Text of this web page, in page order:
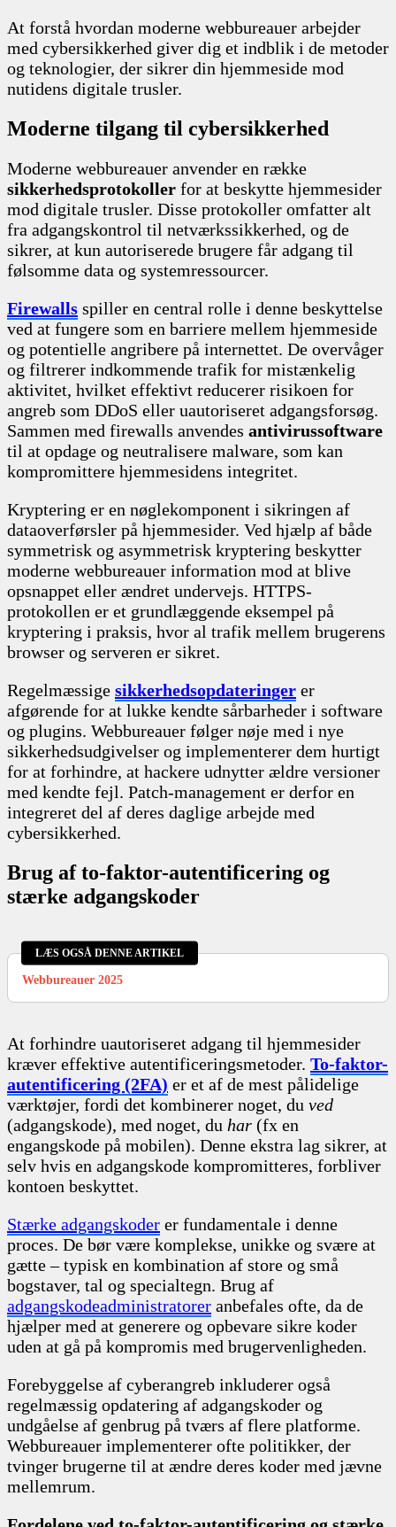
At forstå hvordan moderne webbureauer arbejder
med cybersikkerhed giver dig et indblik i de metoder
og teknologier, der sikrer din hjemmeside mod
nutidens digitale trusler.
Moderne tilgang til cybersikkerhed
Moderne webbureauer anvender en række
sikkerhedsprotokoller for at beskytte hjemmesider
mod digitale trusler. Disse protokoller omfatter alt
fra adgangskontrol til netværkssikkerhed, og de
sikrer, at kun autoriserede brugere får adgang til
følsomme data og systemressourcer.
Firewalls spiller en central rolle i denne beskyttelse
ved at fungere som en barriere mellem hjemmeside
og potentielle angribere på internettet. De overvåger
og filtrerer indkommende trafik for mistænkelig
aktivitet, hvilket effektivt reducerer risikoen for
angreb som DDoS eller uautoriseret adgangsforsøg.
Sammen med firewalls anvendes antivirussoftware
til at opdage og neutralisere malware, som kan
kompromittere hjemmesidens integritet.
Kryptering er en nøglekomponent i sikringen af
dataoverførsler på hjemmesider. Ved hjælp af både
symmetrisk og asymmetrisk kryptering beskytter
moderne webbureauer information mod at blive
opsnappet eller ændret undervejs. HTTPS-
protokollen er et grundlæggende eksempel på
kryptering i praksis, hvor al trafik mellem brugerens
browser og serveren er sikret.
Regelmæssige sikkerhedsopdateringer er
afgørende for at lukke kendte sårbarheder i software
og plugins. Webbureauer følger nøje med i nye
sikkerhedsudgivelser og implementerer dem hurtigt
for at forhindre, at hackere udnytter ældre versioner
med kendte fejl. Patch-management er derfor en
integreret del af deres daglige arbejde med
cybersikkerhed.
Brug af to-faktor-autentificering og
stærke adgangskoder
LÆS OGSÅ DENNE ARTIKEL
Webbureauer 2025
At forhindre uautoriseret adgang til hjemmesider
kræver effektive autentificeringsmetoder. To-faktor-
autentificering (2FA) er et af de mest pålidelige
værktøjer, fordi det kombinerer noget, du ved
(adgangskode), med noget, du har (fx en
engangskode på mobilen). Denne ekstra lag sikrer, at
selv hvis en adgangskode kompromitteres, forbliver
kontoen beskyttet.
Stærke adgangskoder er fundamentale i denne
proces. De bør være komplekse, unikke og svære at
gætte – typisk en kombination af store og små
bogstaver, tal og specialtegn. Brug af
adgangskodeadministratorer anbefales ofte, da de
hjælper med at generere og opbevare sikre koder
uden at gå på kompromis med brugervenligheden.
Forebyggelse af cyberangreb inkluderer også
regelmæssig opdatering af adgangskoder og
undgåelse af genbrug på tværs af flere platforme.
Webbureauer implementerer ofte politikker, der
tvinger brugerne til at ændre deres koder med jævne
mellemrum.